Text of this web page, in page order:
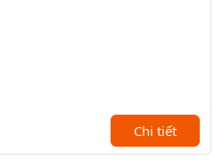
Chi tiết